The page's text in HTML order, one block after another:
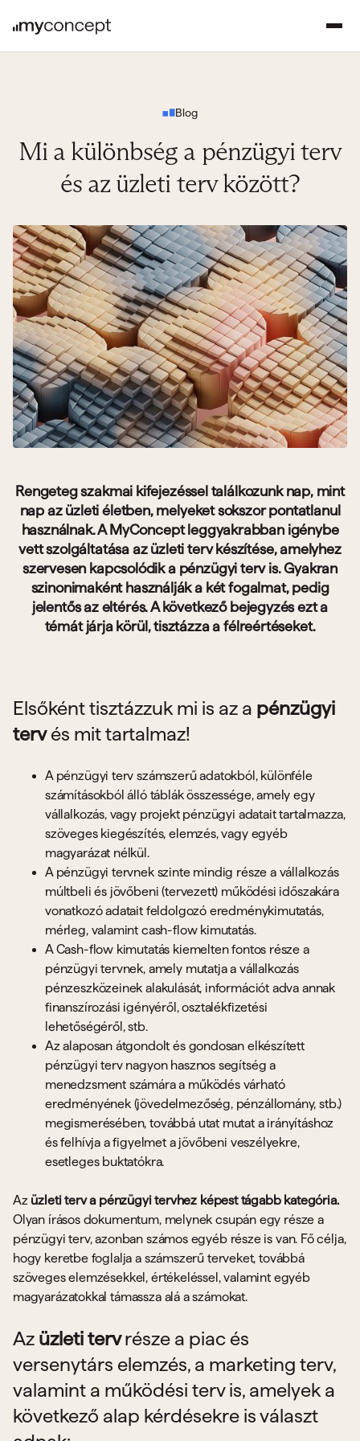
Blog
Mi a különbség a pénzügyi terv
és az üzleti terv között?
Rengeteg szakmai kifejezéssel találkozunk nap, mint
nap az üzleti életben, melyeket sokszor pontatlanul
használnak. A MyConcept leggyakrabban igénybe
vett szolgáltatása az üzleti terv készítése, amelyhez
szervesen kapcsolódik a pénzügyi terv is. Gyakran
szinonimaként használják a két fogalmat, pedig
jelentős az eltérés. A következő bejegyzés ezt a
témát járja körül, tisztázza a félreértéseket.
Elsőként tisztázzuk mi is az a pénzügyi
tervés mit tartalmaz!
A pénzügyi terv számszerű adatokból, különféle
számításokból álló táblák összessége, amely egy
vállalkozás, vagy projekt pénzügyi adatait tartalmazza,
szöveges kiegészítés, elemzés, vagy egyéb
magyarázat nélkül.
A pénzügyi tervnek szinte mindig része a vállalkozás
múltbeli és jövőbeni (tervezett) működési időszakára
vonatkozó adatait feldolgozó eredménykimutatás,
mérleg, valamint cash-flow kimutatás.
A Cash-flow kimutatás kiemelten fontos része a
pénzügyi tervnek, amely mutatja a vállalkozás
pénzeszközeinek alakulását, információt adva annak
finanszírozási igényéről, osztalékfizetési
lehetőségéről, stb.
Az alaposan átgondolt és gondosan elkészített
pénzügyi terv nagyon hasznos segítség a
menedzsment számára a működés várható
eredményének (jövedelmezőség, pénzállomány, stb.)
megismerésében, továbbá utat mutat a irányításhoz
és felhívja a figyelmet a jövőbeni veszélyekre,
esetleges buktatókra.
Az üzleti terv a pénzügyi tervhez képest tágabb kategória.
Olyan írásos dokumentum, melynek csupán egy része a
pénzügyi terv, azonban számos egyéb része is van. Fő célja,
hogy keretbe foglalja a számszerű terveket, továbbá
szöveges elemzésekkel, értékeléssel, valamint egyéb
magyarázatokkal támassza alá a számokat.
Az üzleti tervrésze a piac és
versenytárs elemzés, a marketing terv,
valamint a működési terv is, amelyek a
következő alap kérdésekre is választ